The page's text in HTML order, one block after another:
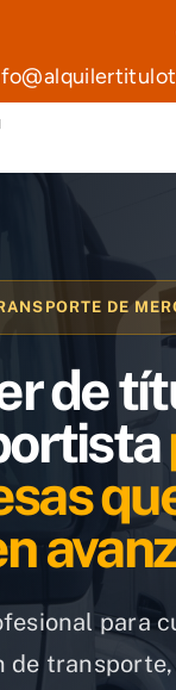
DE
de
para
de